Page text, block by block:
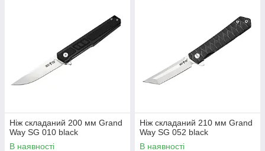
Ніж складаний 200 мм Grand
Way SG 010 black
В наявності
Ніж складаний 210 мм Grand
Way SG 052 black
В наявності